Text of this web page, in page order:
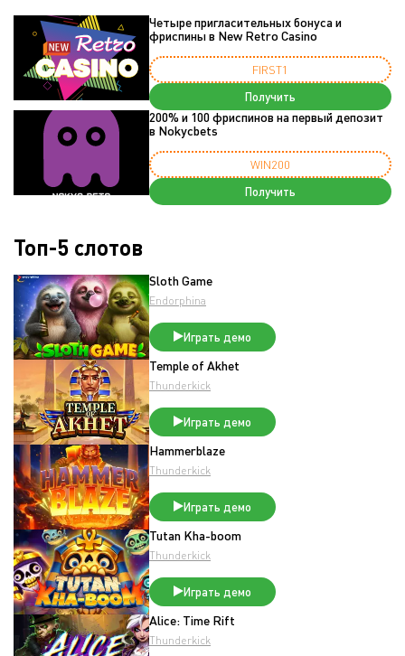
Четыре пригласительных бонуса и
фриспины в New Retro Casino
FIRST1
Получить
200% и 100 фриспинов на первый депозит
в Nokycbets
WIN200
Получить
Топ-5 слотов
Sloth Game
Endorphina
Играть демо
Temple of Akhet
Thunderkick
Играть демо
Hammerblaze
Thunderkick
Играть демо
Tutan Kha-boom
Thunderkick
Играть демо
Alice: Time Rift
Thunderkick